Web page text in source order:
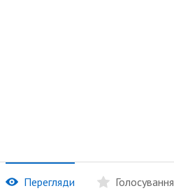
Перегляди Голосування